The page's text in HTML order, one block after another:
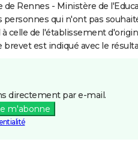
de Rennes - Ministère de
personnes qui n'ont pas
celle de l'établissement
brevet est indiqué avec le
directement par e-mail.
m'abonne